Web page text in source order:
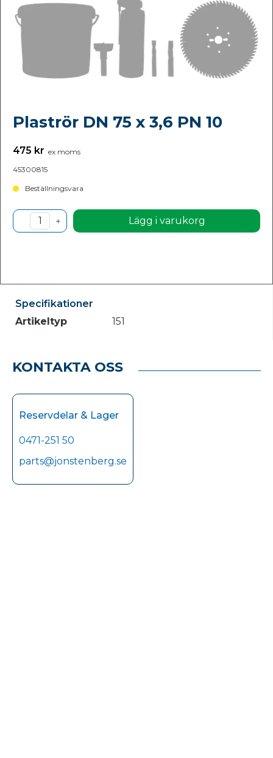
Plaströr DN 75 x 3,6 PN 10
475 kr ex moms
45300815
Beställningsvara
Lägg i varukorg
Specifikationer
Artikeltyp
151
KONTAKTA OSS
Reservdelar & Lager
0471-251 50
parts@jonstenberg.se